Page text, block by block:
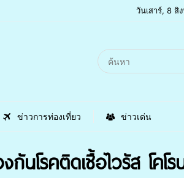
วันเสาร์, 8 สิ
ข่าวการท่องเที่ยว ข่าวเด่น
โรคติดเชื้อไวรัส โคโร